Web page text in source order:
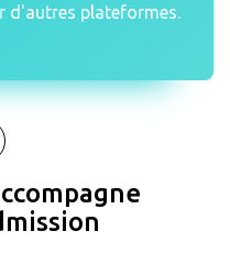
d'autres plateformes.